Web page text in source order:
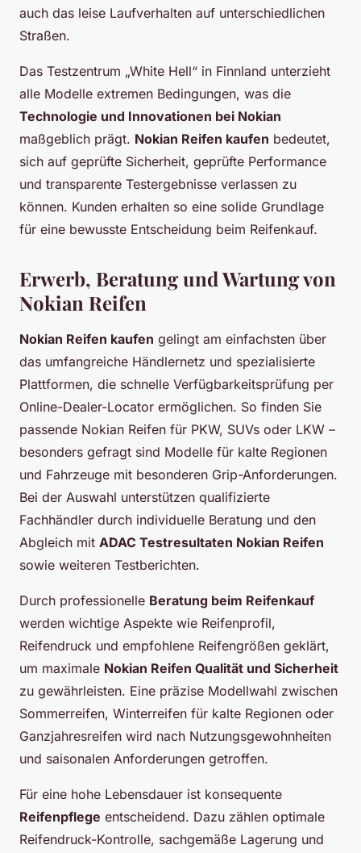
auch das leise Laufverhalten auf unterschiedlichen
Straßen.
Das Testzentrum „White Hell“ in Finnland unterzieht
alle Modelle extremen Bedingungen, was die
Technologie und Innovationen bei Nokian
maßgeblich prägt. Nokian Reifen kaufen bedeutet,
sich auf geprüfte Sicherheit, geprüfte Performance
und transparente Testergebnisse verlassen zu
können. Kunden erhalten so eine solide Grundlage
für eine bewusste Entscheidung beim Reifenkauf.
Erwerb, Beratung und Wartung von
Nokian Reifen
Nokian Reifen kaufen gelingt am einfachsten über
das umfangreiche Händlernetz und spezialisierte
Plattformen, die schnelle Verfügbarkeitsprüfung per
Online-Dealer-Locator ermöglichen. So finden Sie
passende Nokian Reifen für PKW, SUVs oder LKW –
besonders gefragt sind Modelle für kalte Regionen
und Fahrzeuge mit besonderen Grip-Anforderungen.
Bei der Auswahl unterstützen qualifizierte
Fachhändler durch individuelle Beratung und den
Abgleich mit ADAC Testresultaten Nokian Reifen
sowie weiteren Testberichten.
Durch professionelle Beratung beim Reifenkauf
werden wichtige Aspekte wie Reifenprofil,
Reifendruck und empfohlene Reifengrößen geklärt,
um maximale Nokian Reifen Qualität und Sicherheit
zu gewährleisten. Eine präzise Modellwahl zwischen
Sommerreifen, Winterreifen für kalte Regionen oder
Ganzjahresreifen wird nach Nutzungsgewohnheiten
und saisonalen Anforderungen getroffen.
Für eine hohe Lebensdauer ist konsequente
Reifenpflege entscheidend. Dazu zählen optimale
Reifendruck-Kontrolle, sachgemäße Lagerung und